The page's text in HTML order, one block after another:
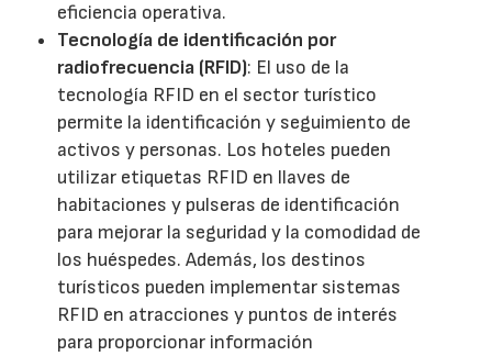
eficiencia operativa.
Tecnología de identificación por
radiofrecuencia (RFID): El uso de la
tecnología RFID en el sector turístico
permite la identificación y seguimiento de
activos y personas. Los hoteles pueden
utilizar etiquetas RFID en llaves de
habitaciones y pulseras de identificación
para mejorar la seguridad y la comodidad de
los huéspedes. Además, los destinos
turísticos pueden implementar sistemas
RFID en atracciones y puntos de interés
para proporcionar información